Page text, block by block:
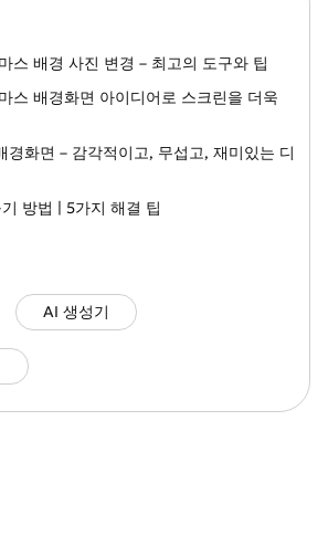
스 배경 사진 변경 – 최고의 도구와 팁
스 배경화면 아이디어로 스크린을 더욱
경화면 – 감각적이고, 무섭고, 재미있는 디
방법 | 5가지 해결 팁
AI 생성기